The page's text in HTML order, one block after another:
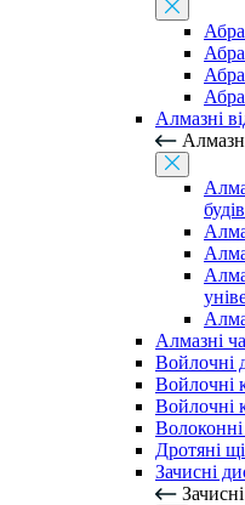
Алмазні
Алмазні
Войлочні
Войлочні
Войлочні
Дротяні
Зачисні